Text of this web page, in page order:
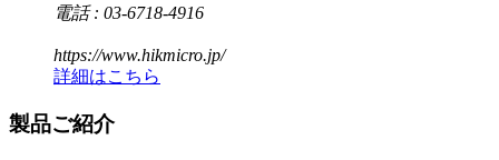
電話 : 03-6718-4916
https://www.hikmicro.jp/
詳細はこちら
製品ご紹介